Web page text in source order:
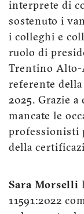
interprete di
sostenuto i
i colleghi e
ruolo di
Trentino Alto-
referente
2025. Grazie
mancate le
professionisti
della
Sara Morselli
11591:2022